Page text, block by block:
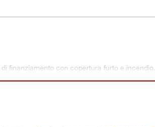
finanziamento con copertura furto e incendio.